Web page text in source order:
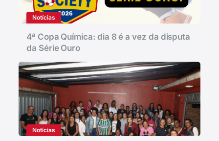
Notícias
4ª Copa Química: dia 8 é a vez da disputa
da Série Ouro
Notícias